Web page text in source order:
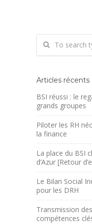
Articles récents
BSI réussi : le
grands groupes
Piloter les RH
la finance
La place du BSI
d’Azur [Retour
Le Bilan Social
pour les DRH
Transmission
compétences